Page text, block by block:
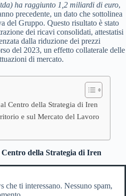
ha raggiunto 1,2 miliardi di euro,
precedente, un dato che sottolinea
del Gruppo. Questo risultato è stato
dei ricavi consolidati, attestatisi
dalla riduzione dei prezzi
del 2023, un effetto collaterale delle
di mercato.
Centro della Strategia di Iren
e sul Mercato del Lavoro
della Strategia di Iren
che ti interessano. Nessuno spam,